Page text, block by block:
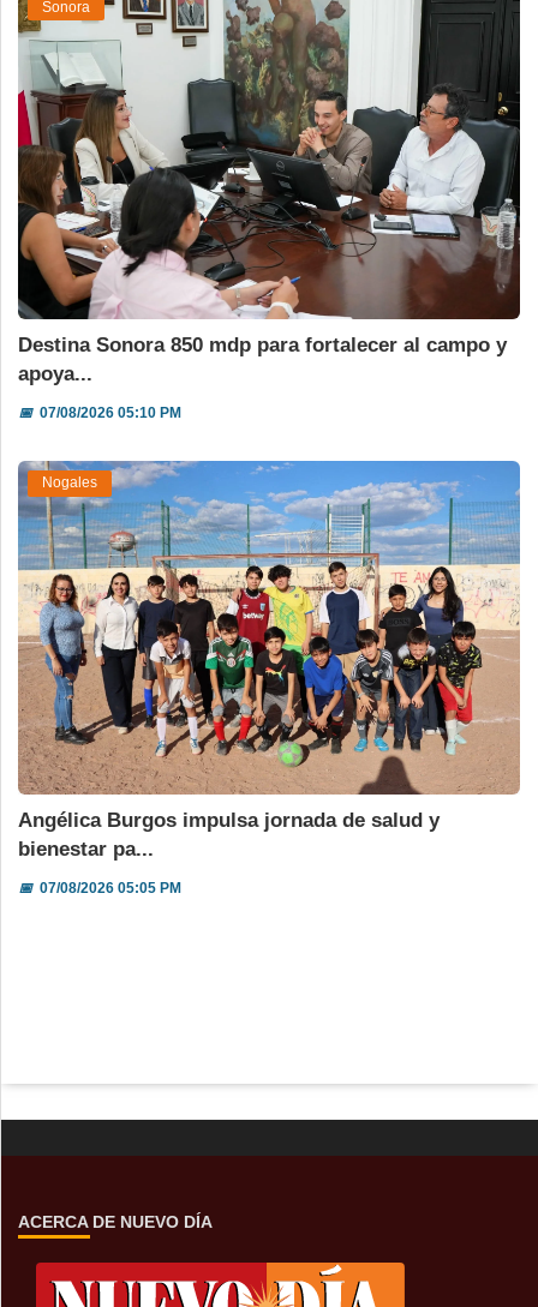
Sonora
Destina Sonora 850 mdp para fortalecer al campo y
apoya...
📅07/08/2026 05:10 PM
Nogales
Angélica Burgos impulsa jornada de salud y
bienestar pa...
📅07/08/2026 05:05 PM
ACERCA DE NUEVO DÍA